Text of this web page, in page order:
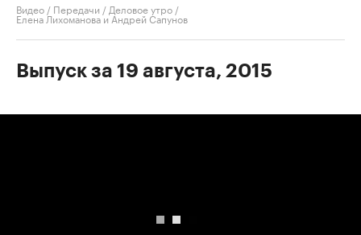
Видео / Передачи / Деловое утро /
Елена Лихоманова и Андрей Сапунов
Выпуск за 19 августа, 2015